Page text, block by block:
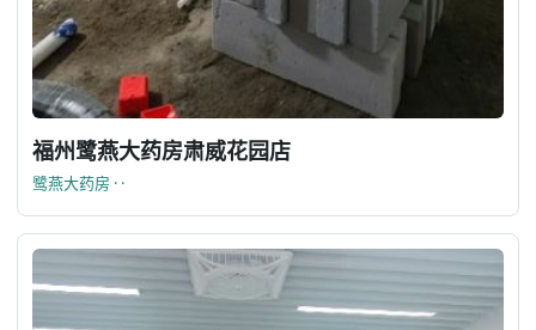
福州鹭燕大药房肃威花园店
鹭燕大药房 · ·